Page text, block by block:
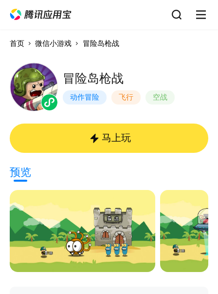
首页 微信小游戏 冒险岛枪战
冒险岛枪战
动作冒险 飞行 空战
马上玩
预览